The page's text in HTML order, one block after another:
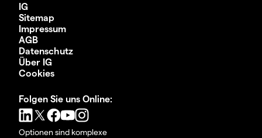
IG
Sitemap
Impressum
AGB
Datenschutz
Über IG
Cookies
Folgen Sie uns Online:
Optionen sind komplexe